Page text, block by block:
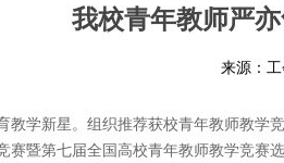
我校青年教师严
来源：
教学新星。组织推荐获校青年教师教学
赛暨第七届全国高校青年教师教学竞赛